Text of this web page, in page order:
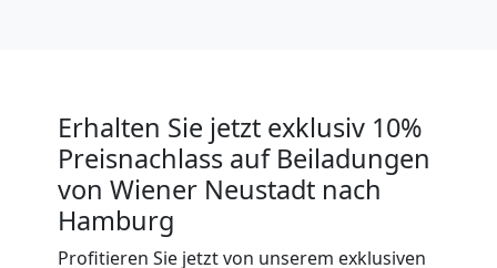
Erhalten Sie jetzt exklusiv 10%
Preisnachlass auf Beiladungen
von Wiener Neustadt nach
Hamburg
Profitieren Sie jetzt von unserem exklusiven
für
Senioren